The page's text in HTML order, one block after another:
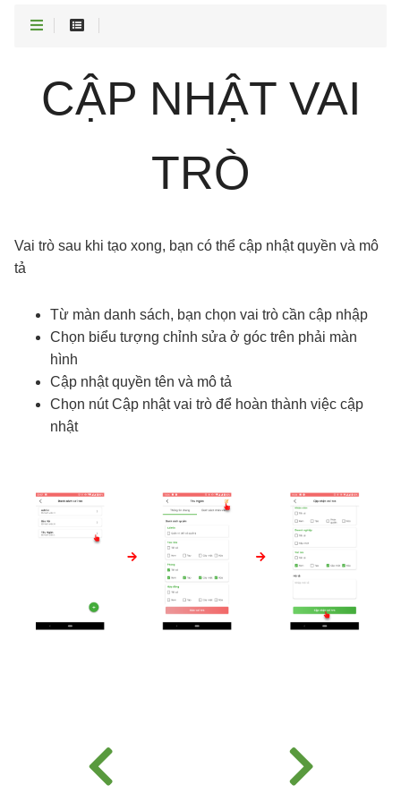
CẬP NHẬT VAI
TRÒ
Vai trò sau khi tạo xong, bạn có thể cập nhật quyền và mô
tả
Từ màn danh sách, bạn chọn vai trò cần cập nhập
Chọn biểu tượng chỉnh sửa ở góc trên phải màn
hình
Cập nhật quyền tên và mô tả
Chọn nút Cập nhật vai trò để hoàn thành việc cập
nhật